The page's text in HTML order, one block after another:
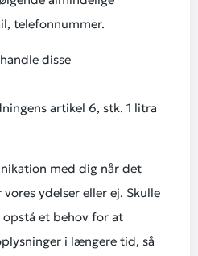
telefonnummer.
disse
artikel 6, stk. 1 litra
med dig når det
ydelser eller ej. Skulle
et behov for at
i længere tid, så